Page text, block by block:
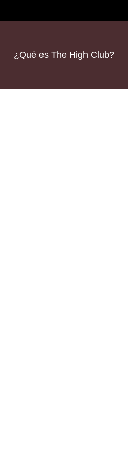
¿Qué es The High Club?